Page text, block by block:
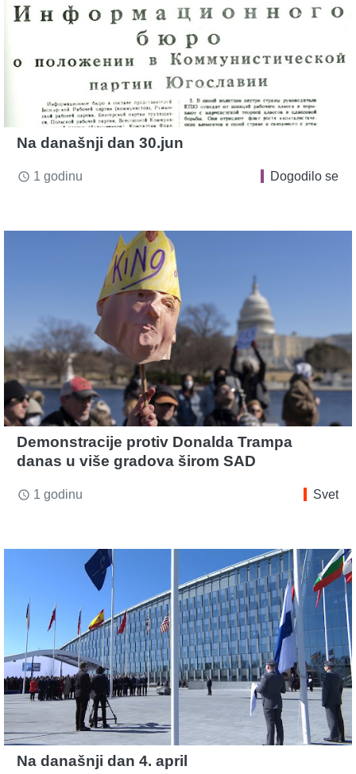
Na današnji dan 30.jun
access_time 1 godinu Dogodilo se
Demonstracije protiv Donalda Trampa
danas u više gradova širom SAD
access_time 1 godinu Svet
Na današnji dan 4. april